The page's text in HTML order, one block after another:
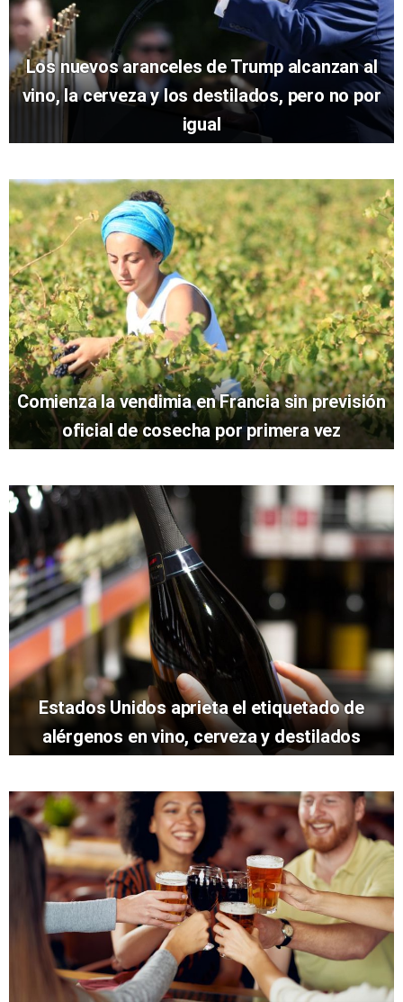
Los nuevos aranceles de Trump alcanzan al
vino, la cerveza y los destilados, pero no por
igual
Comienza la vendimia en Francia sin previsión
oficial de cosecha por primera vez
Estados Unidos aprieta el etiquetado de
alérgenos en vino, cerveza y destilados